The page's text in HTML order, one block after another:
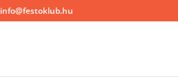
info@festoklub.hu